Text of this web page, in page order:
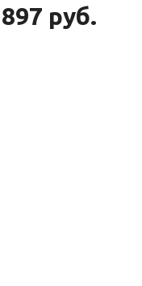
897 руб.